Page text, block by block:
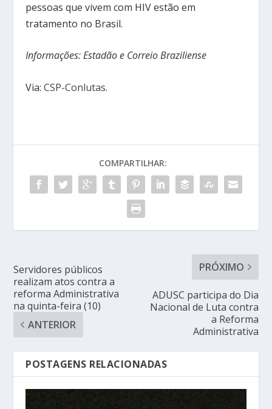
pessoas que vivem com HIV estão em
tratamento no Brasil.
Informações: Estadão e Correio Braziliense
Via:CSP-Conlutas.
COMPARTILHAR:
Servidores públicos
realizam atos contra a
reforma Administrativa
na quinta-feira (10)
ANTERIOR
PRÓXIMO
ADUSC participa do Dia
Nacional de Luta contra
a Reforma
Administrativa
POSTAGENS RELACIONADAS